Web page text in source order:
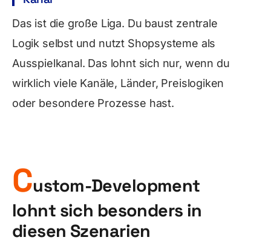
Das ist die große Liga. Du baust zentrale
Logik selbst und nutzt Shopsysteme als
Ausspielkanal. Das lohnt sich nur, wenn du
wirklich viele Kanäle, Länder, Preislogiken
oder besondere Prozesse hast.
Custom-Development
lohnt sich besonders in
diesen Szenarien